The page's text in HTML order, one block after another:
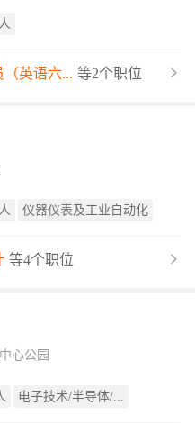
英语六... 等2个职位
仪器仪表及工业自动化
等4个职位
心公园
电子技术/半导体/...